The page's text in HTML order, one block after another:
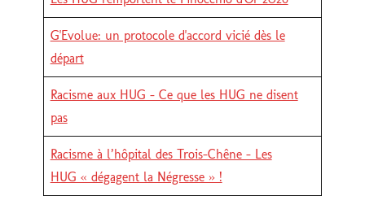
G'Evolue: un protocole d'accord vicié dès le
départ
Racisme aux HUG - Ce que les HUG ne disent
pas
Racisme à l’hôpital des Trois-Chêne – Les
HUG « dégagent la Négresse » !